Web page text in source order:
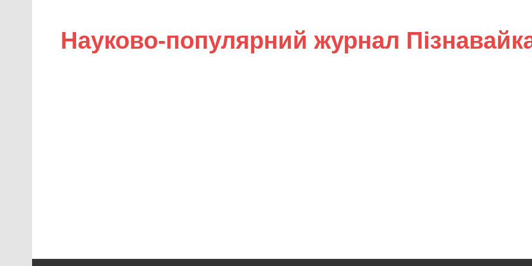
Науково-популярний журнал